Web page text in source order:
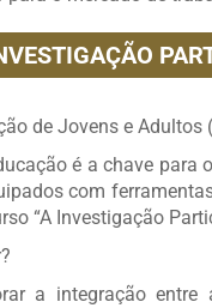
de Jovens e
é a chave
com
“A Investigação
a integração